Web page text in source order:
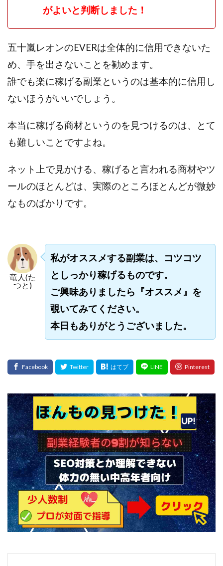
がよいと判断しました！
五十嵐レオンのEVERは全体的に信用できないた
め、手を出さないことを勧めます。
誰でも楽に稼げる副業というのは基本的に信用し
ないほうがいいでしょう。
本当に稼げる商材というのを見つけるのは、とて
も難しいことですよね。
ネット上で見かける、稼げると言われる商材やツ
ールのほとんどは、実際のところほとんどが微妙
なものばかりです。
竜人(た
つと)
私がオススメする副業は、コツコツ
としっかり稼げるものです。
ご興味ありましたら『オススメ』を
覗いてみてください。
本日もありがとうございました。